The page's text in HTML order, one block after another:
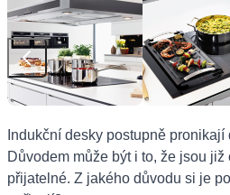
Indukční desky postupně
Důvodem může být i to, že jsou
přijatelné. Z jakého důvodu si je